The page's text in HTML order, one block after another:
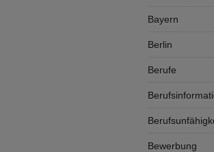
Bayern
Berlin
Berufe
Bewerbung